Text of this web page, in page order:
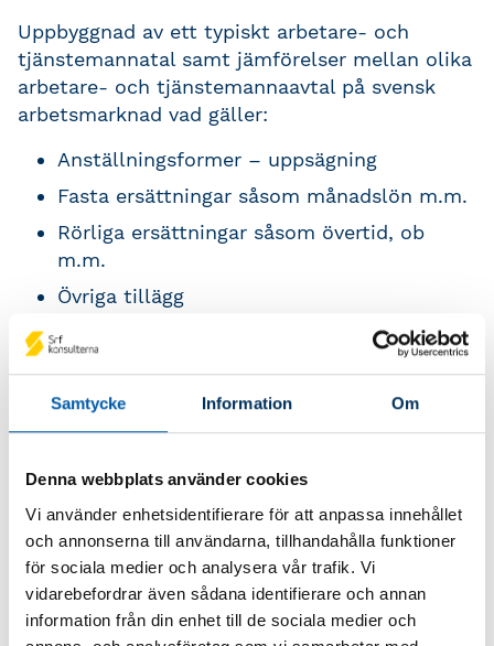
Samtycke Information Om
Denna webbplats använder cookies
Vi använder enhetsidentifierare för att anpassa innehållet
och annonserna till användarna, tillhandahålla funktioner
för sociala medier och analysera vår trafik. Vi
vidarebefordrar även sådana identifierare och annan
information från din enhet till de sociala medier och
Uppbyggnad av ett typiskt arbetare- och
tjänstemannatal samt jämförelser mellan olika
arbetare- och tjänstemannaavtal på svensk
arbetsmarknad vad gäller:
Anställningsformer – uppsägning
Fasta ersättningar såsom månadslön m.m.
Rörliga ersättningar såsom övertid, ob
m.m.
Övriga tillägg
Ledigheter
Kollektivavtalens relation till lagar samt
jämförelser mellan olika arbetare- och
tjänstemannaavtal på svensk arbetsmarknad
Lagen om sjuklön
– Sjuklöneberäkning och övriga relevanta
regler för sjuklön
Semesterlagen
– Semesterberäkning och övriga relevanta